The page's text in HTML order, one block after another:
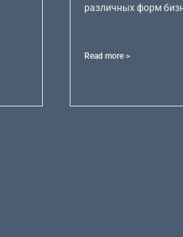
различных форм
Read more >